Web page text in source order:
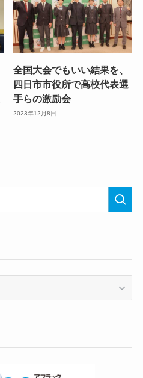
全国大会でもいい結果を、
四日市市役所で高校代表選
手らの激励会
2023年12月8日